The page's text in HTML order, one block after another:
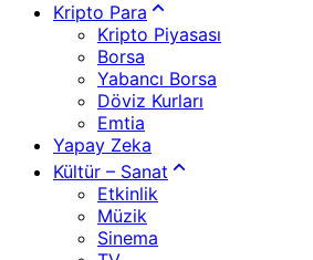
Kripto Para
Kripto Piyasası
Borsa
Yabancı Borsa
Döviz Kurları
Emtia
Yapay Zeka
Kültür – Sanat
Etkinlik
Müzik
Sinema